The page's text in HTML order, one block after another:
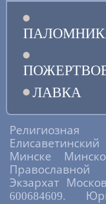
ЛАВКА
Религиозная
Минске
Экзархат
600684609.